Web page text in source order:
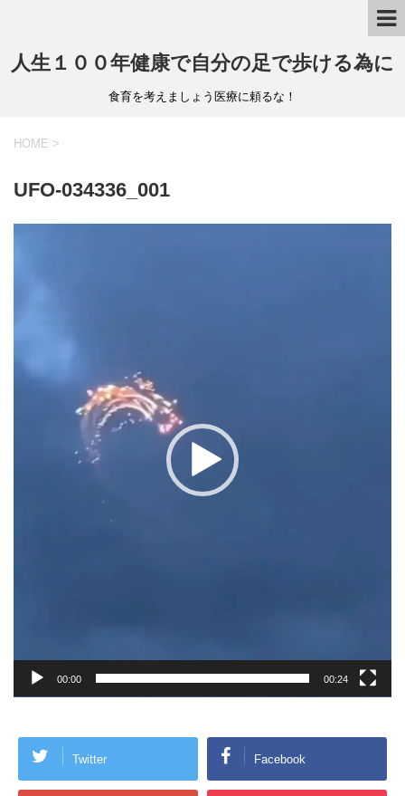
人生１００年健康で自分の足で歩ける為に
食育を考えましょう医療に頼るな！
HOME >
UFO-034336_001
00:00 00:24
Twitter Facebook